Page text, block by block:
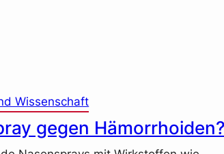
Wissenschaft
gegen